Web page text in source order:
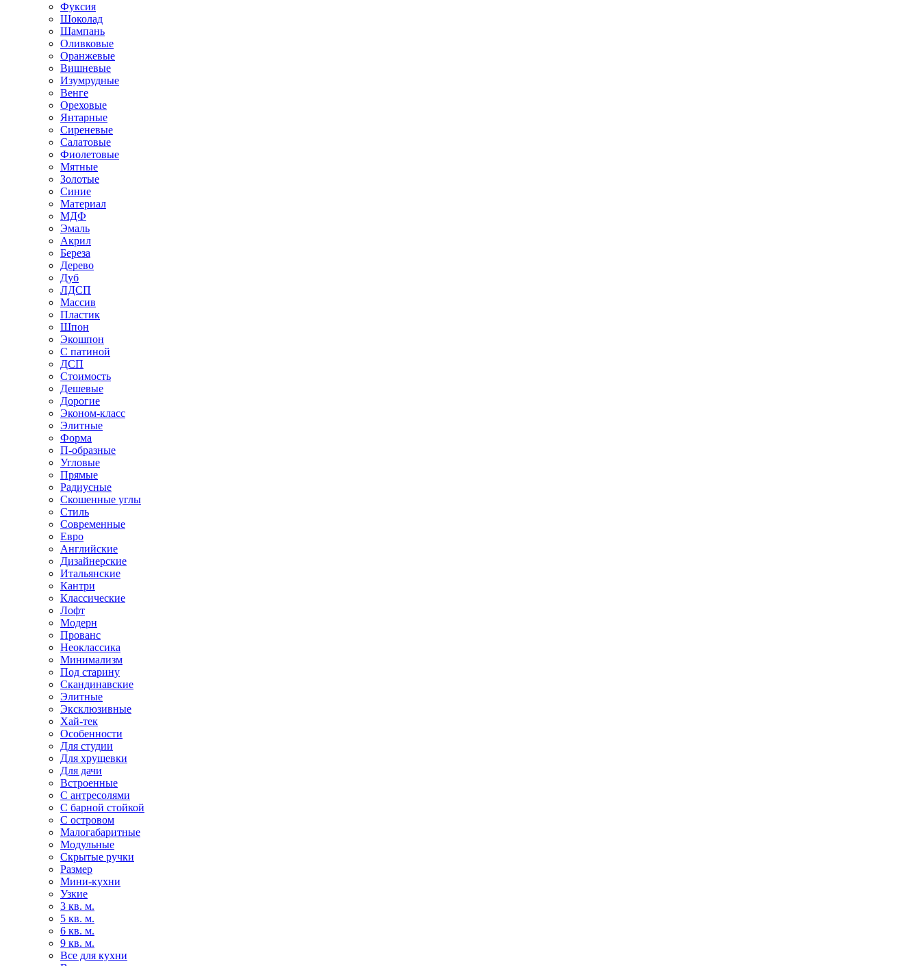
Фуксия
Шоколад
Шампань
Оливковые
Оранжевые
Вишневые
Изумрудные
Венге
Ореховые
Янтарные
Сиреневые
Салатовые
Фиолетовые
Мятные
Золотые
Синие
Материал
МДФ
Эмаль
Акрил
Береза
Дерево
Дуб
ЛДСП
Массив
Пластик
Шпон
Экошпон
С патиной
ДСП
Стоимость
Дешевые
Дорогие
Эконом-класс
Элитные
Форма
П-образные
Угловые
Прямые
Радиусные
Скошенные углы
Стиль
Современные
Евро
Английские
Дизайнерские
Итальянские
Кантри
Классические
Лофт
Модерн
Прованс
Неоклассика
Минимализм
Под старину
Скандинавские
Элитные
Эксклюзивные
Хай-тек
Особенности
Для студии
Для хрущевки
Для дачи
Встроенные
С антресолями
С барной стойкой
С островом
Малогабаритные
Модульные
Скрытые ручки
Размер
Мини-кухни
Узкие
3 кв. м.
5 кв. м.
6 кв. м.
9 кв. м.
Все для кухни